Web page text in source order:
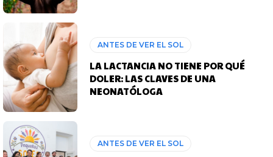
ANTES DE VER EL SOL
LA LACTANCIA NO TIENE POR QUÉ
DOLER: LAS CLAVES DE UNA
NEONATÓLOGA
ANTES DE VER EL SOL